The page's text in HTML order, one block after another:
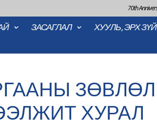
70th
ЗАСАГЛАЛ ХУУЛЬ, ЭРХ ЗҮЙ
ХУРАЛ